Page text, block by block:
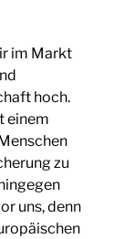
im Markt
hoch.
einem
zu
uns, denn